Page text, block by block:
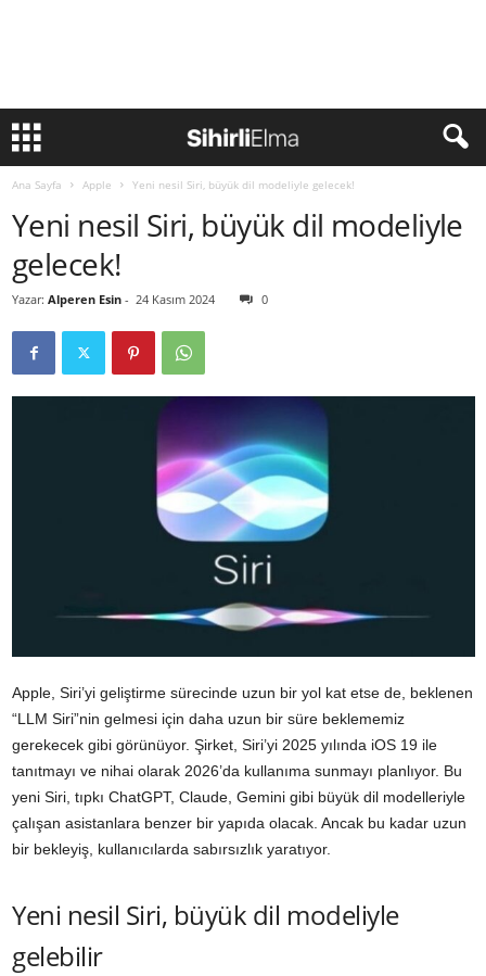
Ana Sayfa Apple Yeni nesil Siri, büyük dil modeliyle gelecek!
Yeni nesil Siri, büyük dil modeliyle
gelecek!
Yazar: Alperen Esin - 24 Kasım 2024 0
Apple, Siri’yi geliştirme sürecinde uzun bir yol kat etse de, beklenen
“LLM Siri”nin gelmesi için daha uzun bir süre beklememiz
gerekecek gibi görünüyor. Şirket, Siri’yi 2025 yılında iOS 19 ile
tanıtmayı ve nihai olarak 2026’da kullanıma sunmayı planlıyor. Bu
yeni Siri, tıpkı ChatGPT, Claude, Gemini gibi büyük dil modelleriyle
çalışan asistanlara benzer bir yapıda olacak. Ancak bu kadar uzun
bir bekleyiş, kullanıcılarda sabırsızlık yaratıyor.
Yeni nesil Siri, büyük dil modeliyle
gelebilir